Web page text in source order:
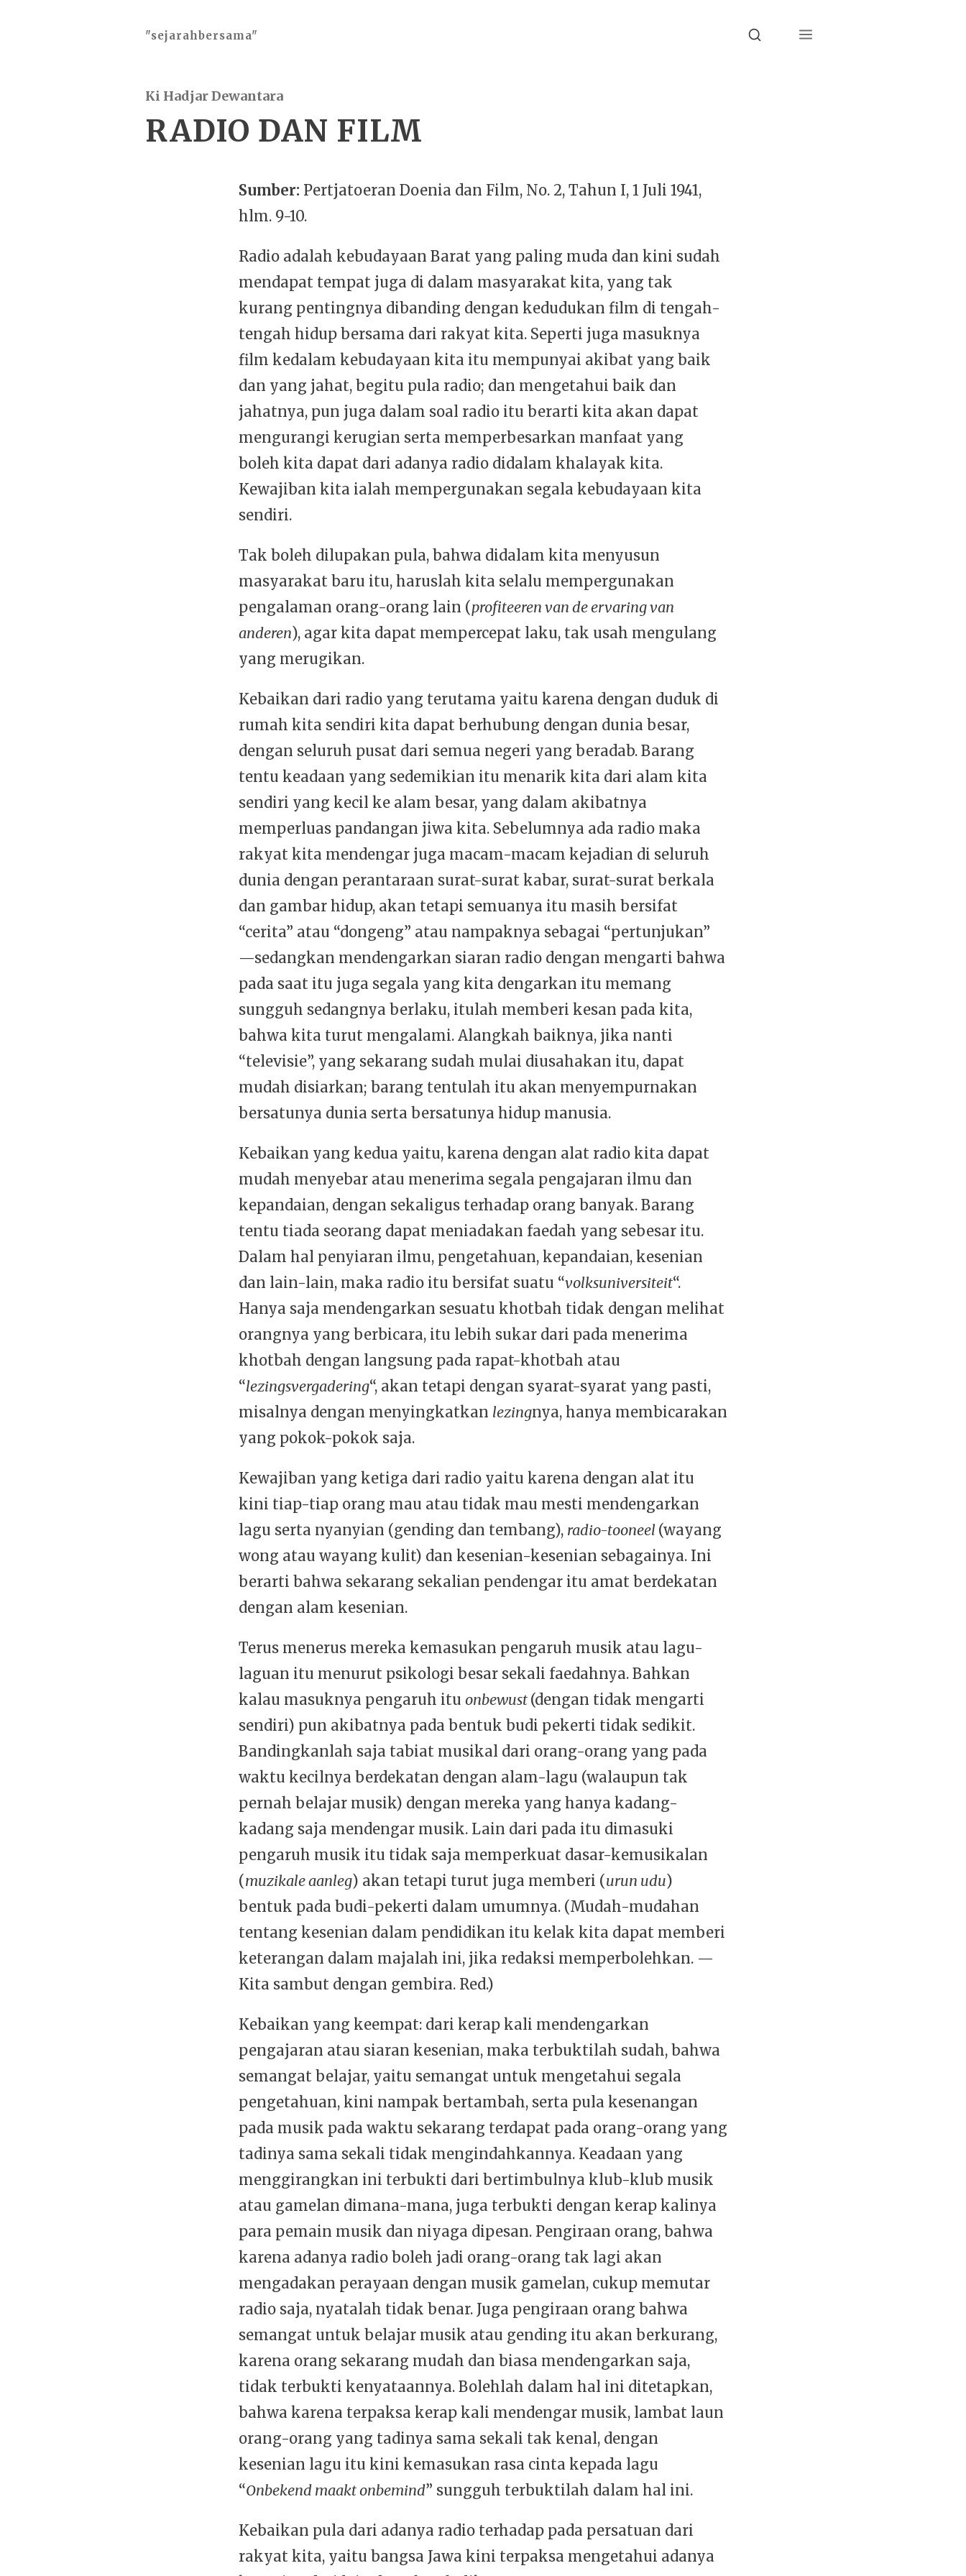
"sejarahbersama" Search Menu
Ki Hadjar Dewantara
RADIO DAN FILM
Sumber: Pertjatoeran Doenia dan Film, No. 2, Tahun I, 1 Juli 1941,
hlm. 9-10.
Radio adalah kebudayaan Barat yang paling muda dan kini sudah
mendapat tempat juga di dalam masyarakat kita, yang tak
kurang pentingnya dibanding dengan kedudukan film di tengah-
tengah hidup bersama dari rakyat kita. Seperti juga masuknya
film kedalam kebudayaan kita itu mempunyai akibat yang baik
dan yang jahat, begitu pula radio; dan mengetahui baik dan
jahatnya, pun juga dalam soal radio itu berarti kita akan dapat
mengurangi kerugian serta memperbesarkan manfaat yang
boleh kita dapat dari adanya radio didalam khalayak kita.
Kewajiban kita ialah mempergunakan segala kebudayaan kita
sendiri.
Tak boleh dilupakan pula, bahwa didalam kita menyusun
masyarakat baru itu, haruslah kita selalu mempergunakan
pengalaman orang-orang lain (profiteeren van deervaringvan
anderen), agar kita dapat mempercepat laku, tak usah mengulang
yang merugikan.
Kebaikan dari radio yang terutama yaitu karena dengan duduk di
rumah kita sendiri kita dapat berhubung dengan dunia besar,
dengan seluruh pusat dari semua negeri yang beradab. Barang
tentu keadaan yang sedemikian itu menarik kita dari alam kita
sendiri yang kecil ke alam besar, yang dalam akibatnya
memperluas pandangan jiwa kita. Sebelumnya ada radio maka
rakyat kita mendengar juga macam-macam kejadian di seluruh
dunia dengan perantaraan surat-surat kabar, surat-surat berkala
dan gambar hidup, akan tetapi semuanya itu masih bersifat
“cerita” atau “dongeng” atau nampaknya sebagai “pertunjukan”
—sedangkan mendengarkan siaran radio dengan mengarti bahwa
pada saat itu juga segala yang kita dengarkan itu memang
sungguh sedangnya berlaku, itulah memberi kesan pada kita,
bahwa kita turut mengalami. Alangkah baiknya, jika nanti
“televisie”, yang sekarang sudah mulai diusahakan itu, dapat
mudah disiarkan; barang tentulah itu akan menyempurnakan
bersatunya dunia serta bersatunya hidup manusia.
Kebaikan yang kedua yaitu, karena dengan alat radio kita dapat
mudah menyebar atau menerima segala pengajaran ilmu dan
kepandaian, dengan sekaligus terhadap orang banyak. Barang
tentu tiada seorang dapat meniadakan faedah yang sebesar itu.
Dalam hal penyiaran ilmu, pengetahuan, kepandaian, kesenian
dan lain-lain, maka radio itu bersifat suatu “volksuniversiteit“.
Hanya saja mendengarkan sesuatu khotbah tidak dengan melihat
orangnya yang berbicara, itu lebih sukar dari pada menerima
khotbah dengan langsung pada rapat-khotbah atau
“lezingsvergadering“, akan tetapi dengan syarat-syarat yang pasti,
misalnya dengan menyingkatkan lezingnya, hanya membicarakan
yang pokok-pokok saja.
Kewajiban yang ketiga dari radio yaitu karena dengan alat itu
kini tiap-tiap orang mau atau tidak mau mesti mendengarkan
lagu serta nyanyian (gending dan tembang), radio-tooneel (wayang
wong atau wayang kulit) dan kesenian-kesenian sebagainya. Ini
berarti bahwa sekarang sekalian pendengar itu amat berdekatan
dengan alam kesenian.
Terus menerus mereka kemasukan pengaruh musik atau lagu-
laguan itu menurut psikologi besar sekali faedahnya. Bahkan
kalau masuknya pengaruh itu onbewust (dengan tidak mengarti
sendiri) pun akibatnya pada bentuk budi pekerti tidak sedikit.
Bandingkanlah saja tabiat musikal dari orang-orang yang pada
waktu kecilnya berdekatan dengan alam-lagu (walaupun tak
pernah belajar musik) dengan mereka yang hanya kadang-
kadang saja mendengar musik. Lain dari pada itu dimasuki
pengaruh musik itu tidak saja memperkuat dasar-kemusikalan
(muzikale aanleg) akan tetapi turut juga memberi (urun udu)
bentuk pada budi-pekerti dalam umumnya. (Mudah-mudahan
tentang kesenian dalam pendidikan itu kelak kita dapat memberi
keterangan dalam majalah ini, jika redaksi memperbolehkan. —
Kita sambut dengan gembira. Red.)
Kebaikan yang keempat: dari kerap kali mendengarkan
pengajaran atau siaran kesenian, maka terbuktilah sudah, bahwa
semangat belajar, yaitu semangat untuk mengetahui segala
pengetahuan, kini nampak bertambah, serta pula kesenangan
pada musik pada waktu sekarang terdapat pada orang-orang yang
tadinya sama sekali tidak mengindahkannya. Keadaan yang
menggirangkan ini terbukti dari bertimbulnya klub-klub musik
atau gamelan dimana-mana, juga terbukti dengan kerap kalinya
para pemain musik dan niyaga dipesan. Pengiraan orang, bahwa
karena adanya radio boleh jadi orang-orang tak lagi akan
mengadakan perayaan dengan musik gamelan, cukup memutar
radio saja, nyatalah tidak benar. Juga pengiraan orang bahwa
semangat untuk belajar musik atau gending itu akan berkurang,
karena orang sekarang mudah dan biasa mendengarkan saja,
tidak terbukti kenyataannya. Bolehlah dalam hal ini ditetapkan,
bahwa karena terpaksa kerap kali mendengar musik, lambat laun
orang-orang yang tadinya sama sekali tak kenal, dengan
kesenian lagu itu kini kemasukan rasa cinta kepada lagu
“Onbekend maakt onbemind” sungguh terbuktilah dalam hal ini.
Kebaikan pula dari adanya radio terhadap pada persatuan dari
rakyat kita, yaitu bangsa Jawa kini terpaksa mengetahui adanya